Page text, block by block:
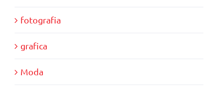
fotografia
grafica
Moda